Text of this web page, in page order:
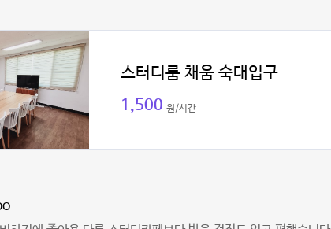
스터디룸 채움 숙대입구
1,500 원/시간